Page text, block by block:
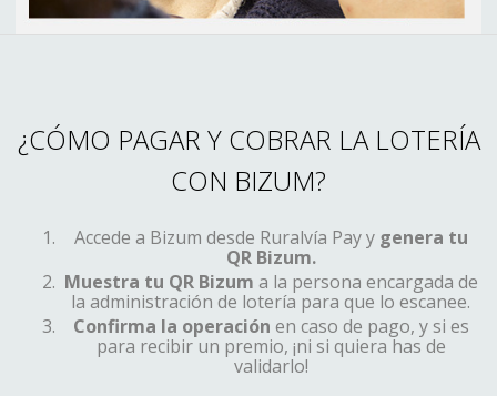
¿CÓMO PAGAR Y COBRAR LA LOTERÍA
CON BIZUM?
Accede a Bizum desde Ruralvía Pay y genera tu
QR Bizum.
Muestra tu QR Bizum a la persona encargada de
la administración de lotería para que lo escanee.
Confirma la operación en caso de pago, y si es
para recibir un premio, ¡ni si quiera has de
validarlo!